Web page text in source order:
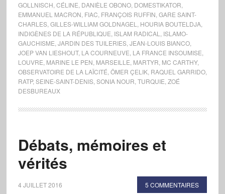
GOLLNISCH CÉLINE DANIÈLE OBONO, DOMESTIKATOR
EMMANUEL MACRON FIAC FRANÇOIS RUFFIN GARE SAINT-
CHARLES, GILLES-WILLIAM GOLDNAGEL HOURIA BOUTELDJA,
INDIGÈNES DE LA RÉPUBLIQUE ISLAM RADICAL
ISLAMO-
GAUCHISME JARDIN DES TUILERIES, JEAN-LOUIS BIANCO,
JOEP VAN LIESHOUT, LA COURNEUVE LA FRANCE INSOUMISE
LOUVRE MARINE LE PEN MARSEILLE MARTYR MC CARTHY,
OBSERVATOIRE DE LA LAÏCITÉ ÖMER ÇELIK, RAQUEL GARRIDO,
RATP, SEINE-SAINT-DENIS, SONIA NOUR TURQUIE ZOÉ
DESBUREAUX
Débats, mémoires et
vérités
4 JUILLET 2016 5 COMMENTAIRES